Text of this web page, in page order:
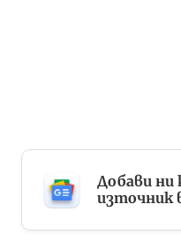
Добави ни
източник